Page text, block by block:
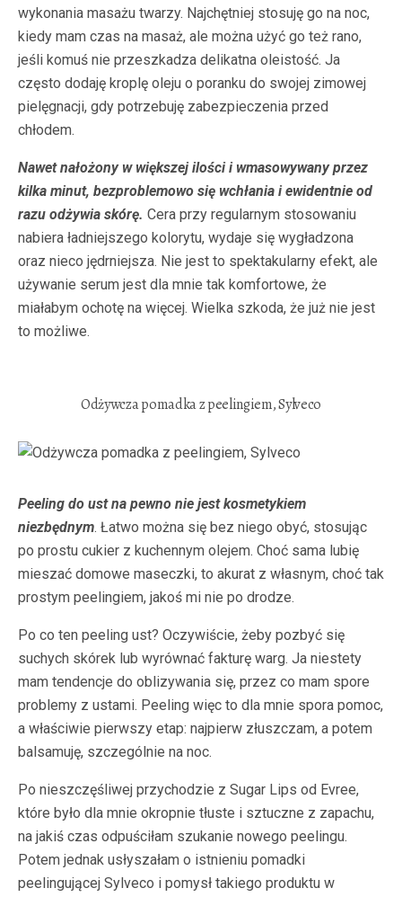
wykonania masażu twarzy. Najchętniej stosuję go na noc,
kiedy mam czas na masaż, ale można użyć go też rano,
jeśli komuś nie przeszkadza delikatna oleistość. Ja
często dodaję kroplę oleju o poranku do swojej zimowej
pielęgnacji, gdy potrzebuję zabezpieczenia przed
chłodem.
Nawet nałożony w większej ilości i wmasowywany przez
kilka minut, bezproblemowo się wchłania i ewidentnie od
razu odżywia skórę. Cera przy regularnym stosowaniu
nabiera ładniejszego kolorytu, wydaje się wygładzona
oraz nieco jędrniejsza. Nie jest to spektakularny efekt, ale
używanie serum jest dla mnie tak komfortowe, że
miałabym ochotę na więcej. Wielka szkoda, że już nie jest
to możliwe.
Odżywcza pomadka z peelingiem, Sylveco
Peeling do ust na pewno nie jest kosmetykiem
niezbędnym. Łatwo można się bez niego obyć, stosując
po prostu cukier z kuchennym olejem. Choć sama lubię
mieszać domowe maseczki, to akurat z własnym, choć tak
prostym peelingiem, jakoś mi nie po drodze.
Po co ten peeling ust? Oczywiście, żeby pozbyć się
suchych skórek lub wyrównać fakturę warg. Ja niestety
mam tendencje do oblizywania się, przez co mam spore
problemy z ustami. Peeling więc to dla mnie spora pomoc,
a właściwie pierwszy etap: najpierw złuszczam, a potem
balsamuję, szczególnie na noc.
Po nieszczęśliwej przychodzie z Sugar Lips od Evree,
które było dla mnie okropnie tłuste i sztuczne z zapachu,
na jakiś czas odpuściłam szukanie nowego peelingu.
Potem jednak usłyszałam o istnieniu pomadki
peelingującej Sylveco i pomysł takiego produktu w